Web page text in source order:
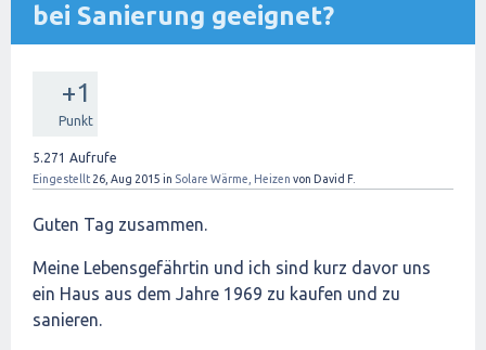
bei Sanierung geeignet?
+1
Punkt
5.271 Aufrufe
Eingestellt 26, Aug 2015 in Solare Wärme, Heizen von David F.
Guten Tag zusammen.
Meine Lebensgefährtin und ich sind kurz davor uns
ein Haus aus dem Jahre 1969 zu kaufen und zu
sanieren.